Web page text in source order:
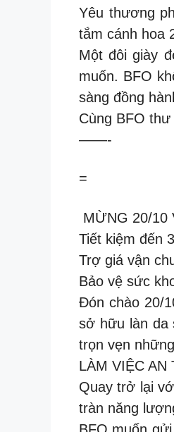
Yêu thương
tắm cánh hoa
Một đôi giày
muốn. BFO
sàng đồng
Cùng BFO
——-
=
MỪNG 20/10
Tiết kiệm đến
Trợ giá vận
Bảo vệ sức
Đón chào 20/
sở hữu làn da
trọn vẹn
LÀM VIỆC
Quay trở lại
tràn năng